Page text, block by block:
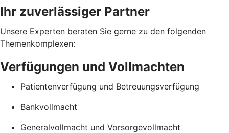
Ihr zuverlässiger Partner
Unsere Experten beraten Sie gerne zu den folgenden
Themenkomplexen:
Verfügungen und Vollmachten
Patientenverfügung und Betreuungsverfügung
Bankvollmacht
Generalvollmacht und Vorsorgevollmacht